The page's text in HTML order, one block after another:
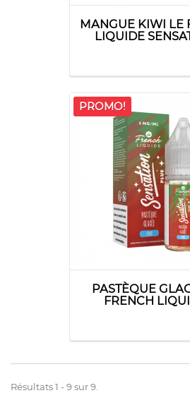
MANGUE KIWI LE
LIQUIDE
PROMO!
PASTÈQUE
FRENCH
Résultats 1 - 9 sur 9.